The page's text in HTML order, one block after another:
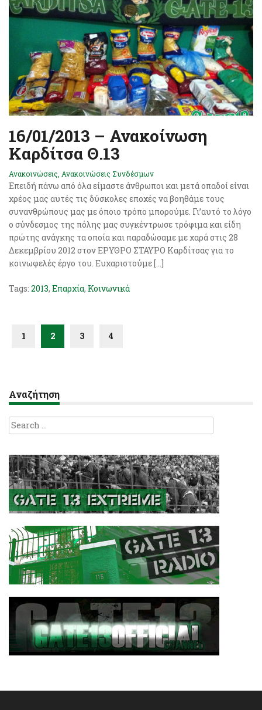
16/01/2013 – Ανακοίνωση
Καρδίτσα Θ.13
Ανακοινώσεις Ανακοινώσεις Συνδέσμων
Επειδή πάνω από όλα είμαστε άνθρωποι και μετά οπαδοί είναι
χρέος μας αυτές τις δύσκολες εποχές να βοηθάμε τους
συνανθρώπους μας με όποιο τρόπο μπορούμε. Γι’αυτό το λόγο
ο σύνδεσμος της πόλης μας συγκέντρωσε τρόφιμα και είδη
πρώτης ανάγκης τα οποία και παραδώσαμε με χαρά στις 28
Δεκεμβρίου 2012 στον ΕΡΥΘΡΟ ΣΤΑΥΡΟ Καρδίτσας για το
κοινωφελές έργο του. Ευχαριστούμε […]
Tags: 2013, Επαρχία, Κοινωνικά
1 2 3 4
Αναζήτηση
Search
for: